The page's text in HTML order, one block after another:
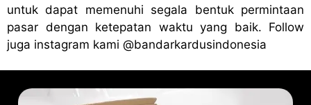
untuk dapat memenuhi segala bentuk permintaan
pasar dengan ketepatan waktu yang baik. Follow
juga instagram kami @bandarkardusindonesia